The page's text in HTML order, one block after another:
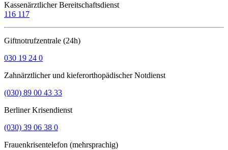
Kassenärztlicher Bereitschaftsdienst
116 117
Giftnotrufzentrale (24h)
030 19 24 0
Zahnärztlicher und kieferorthopädischer Notdienst
(030) 89 00 43 33
Berliner Krisendienst
(030) 39 06 38 0
Frauenkrisentelefon (mehrsprachig)